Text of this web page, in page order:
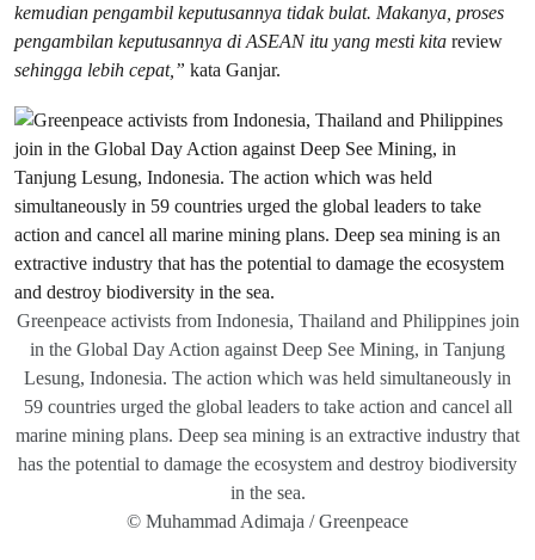
kemudian pengambil keputusannya tidak bulat. Makanya, proses
pengambilan keputusannya di ASEAN itu yang mesti kita review
sehingga lebih cepat,” kata Ganjar.
Greenpeace activists from Indonesia, Thailand and Philippines join
in the Global Day Action against Deep See Mining, in Tanjung
Lesung, Indonesia. The action which was held simultaneously in
59 countries urged the global leaders to take action and cancel all
marine mining plans. Deep sea mining is an extractive industry that
has the potential to damage the ecosystem and destroy biodiversity
in the sea.
© Muhammad Adimaja / Greenpeace